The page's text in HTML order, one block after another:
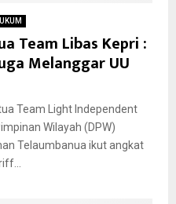
Team Libas Kepri :
Melanggar UU
Team Light Independent
Wilayah (DPW)
Telaumbanua ikut angkat